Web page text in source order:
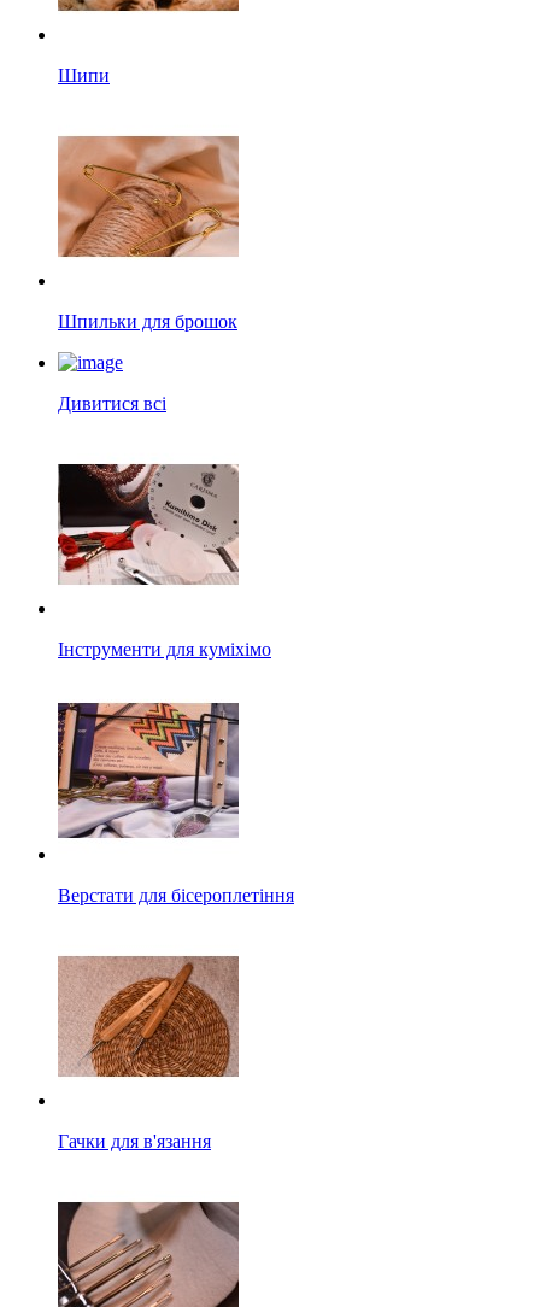
Шипи
Шпильки для брошок
Дивитися всі
Інструменти для куміхімо
Верстати для бісероплетіння
Гачки для в'язання